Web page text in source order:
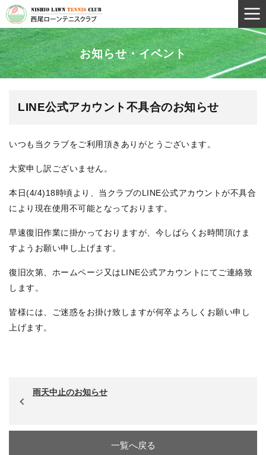
お知らせ・イベント
LINE公式アカウント不具合のお知らせ
いつも当クラブをご利用頂きありがとうございます。
大変申し訳ございません。
本日(4/4)18時頃より、当クラブのLINE公式アカウントが不具合
により現在使用不可能となっております。
早速復旧作業に掛かっておりますが、今しばらくお時間頂けま
すようお願い申し上げます。
復旧次第、ホームページ又はLINE公式アカウントにてご連絡致
します。
皆様には、ご迷惑をお掛け致しますが何卒よろしくお願い申し
上げます。
雨天中止のお知らせ
一覧へ戻る